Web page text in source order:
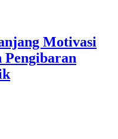
Motivasi
Pengibaran